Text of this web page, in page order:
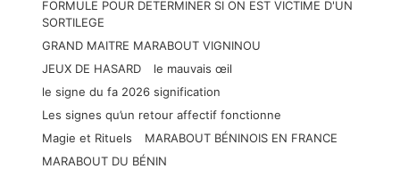
FORMULE POUR DETERMINER SI ON EST VICTIME D'UN
SORTILEGE
GRAND MAITRE MARABOUT VIGNINOU
JEUX DE HASARD
le mauvais œil
le signe du fa 2026 signification
Les signes qu’un retour affectif fonctionne
Magie et Rituels
MARABOUT BÉNINOIS EN FRANCE
MARABOUT DU BÉNIN